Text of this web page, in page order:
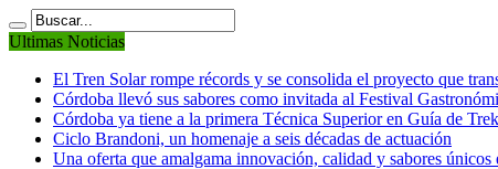
Ultimas Noticias
El Tren Solar rompe récords y se consolida el proyecto que
Córdoba llevó sus sabores como invitada al Festival
Córdoba ya tiene a la primera Técnica Superior en Guía de
Ciclo Brandoni, un homenaje a seis décadas de actuación
Una oferta que amalgama innovación, calidad y sabores únicos